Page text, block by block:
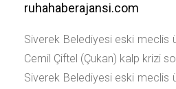
ruhahaberajansi.com
Siverek Belediyesi eski meclis
Cemil Çiftel (Çukan) kalp krizi
Siverek Belediyesi eski meclis